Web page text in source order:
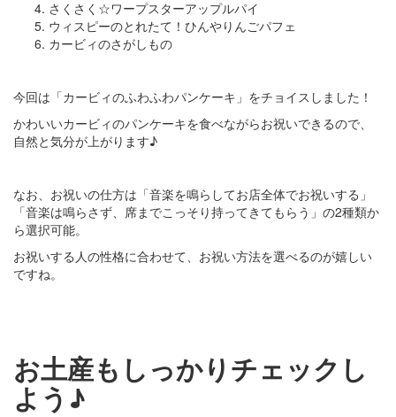
さくさく☆ワープスターアップルパイ
ウィスピーのとれたて！ひんやりんごパフェ
カービィのさがしもの
今回は「カービィのふわふわパンケーキ」をチョイスしました！
かわいいカービィのパンケーキを食べながらお祝いできるので、
自然と気分が上がります♪
なお、お祝いの仕方は「音楽を鳴らしてお店全体でお祝いする」
「音楽は鳴らさず、席までこっそり持ってきてもらう」の2種類か
ら選択可能。
お祝いする人の性格に合わせて、お祝い方法を選べるのが嬉しい
ですね。
お土産もしっかりチェックし
よう♪